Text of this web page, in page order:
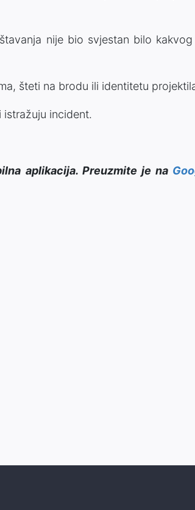
nije bio svjestan bilo
šteti na brodu ili identitetu
incident.
aplikacija. Preuzmite je na